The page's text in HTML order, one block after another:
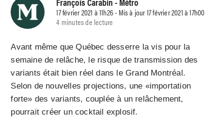
17 février 2021 à 11h26 - Mis à jour 17 février 2021 à 17h00
4 minutes de lecture
Avant même que Québec desserre la vis pour la
semaine de relâche, le risque de transmission des
variants était bien réel dans le Grand Montréal.
Selon de nouvelles projections, une «importation
forte» des variants, couplée à un relâchement,
pourrait créer un cocktail explosif.